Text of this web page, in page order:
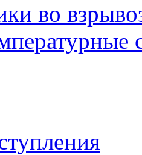
во